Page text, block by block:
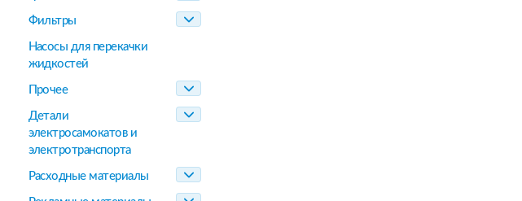
Фильтры
Насосы для перекачки
жидкостей
Прочее
Детали
электросамокатов и
электротранспорта
Расходные материалы